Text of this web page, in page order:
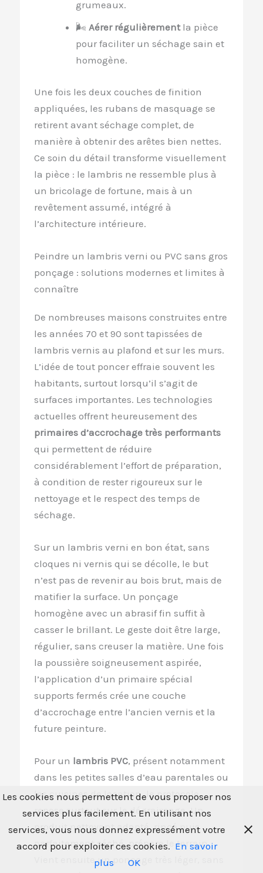
grumeaux.
🌬️ Aérer régulièrementla pièce
pour faciliter un séchage sain et
homogène.
Une fois les deux couches de finition
appliquées, les rubans de masquage se
retirent avant séchage complet, de
manière à obtenir des arêtes bien nettes.
Ce soin du détail transforme visuellement
la pièce : le lambris ne ressemble plus à
un bricolage de fortune, mais à un
revêtement assumé, intégré à
l’architecture intérieure.
Peindre un lambris verni ou PVC sans gros
ponçage : solutions modernes et limites à
connaître
De nombreuses maisons construites entre
les années 70 et 90 sont tapissées de
lambris vernis au plafond et sur les murs.
L’idée de tout poncer effraie souvent les
habitants, surtout lorsqu’il s’agit de
surfaces importantes. Les technologies
actuelles offrent heureusement des
primaires d’accrochage très performants
qui permettent de réduire
considérablement l’effort de préparation,
à condition de rester rigoureux sur le
nettoyage et le respect des temps de
séchage.
Sur un lambris verni en bon état, sans
cloques ni vernis qui se décolle, le but
n’est pas de revenir au bois brut, mais de
matifier la surface. Un ponçage
homogène avec un abrasif fin suffit à
casser le brillant. Le geste doit être large,
régulier, sans creuser la matière. Une fois
la poussière soigneusement aspirée,
l’application d’un primaire spécial
supports fermés crée une couche
d’accrochage entre l’ancien vernis et la
future peinture.
Pour un lambris PVC, présent notamment
dans les petites salles d’eau parentales ou
les cuisines de location, le protocole
repose surtout sur le dégraissage. Un
produit nettoyant adapté, rincé puis
parfaitement séché, prépare le terrain.
Vient ensuite un ponçage très léger, sans
Les cookies nous permettent de vous proposer nos
services plus facilement. En utilisant nos
services, vous nous donnez expressément votre
accord pour exploiter ces cookies. En savoir
plus
OK